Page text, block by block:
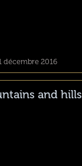
décembre 2016
and hills